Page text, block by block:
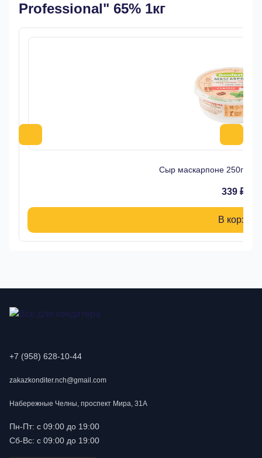
Professional" 65% 1кг
Сыр маскарпоне 250гр
339 ₽
В корзину
+7 (958) 628-10-44
zakazkonditer.nch@gmail.com
Набережные Челны, проспект Мира, 31А
Пн-Пт: с 09:00 до 19:00
Сб-Вс: с 09:00 до 19:00